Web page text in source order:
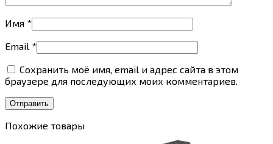
Имя *
Email *
Сохранить моё имя, email и адрес сайта в этом
браузере для последующих моих комментариев.
Похожие товары